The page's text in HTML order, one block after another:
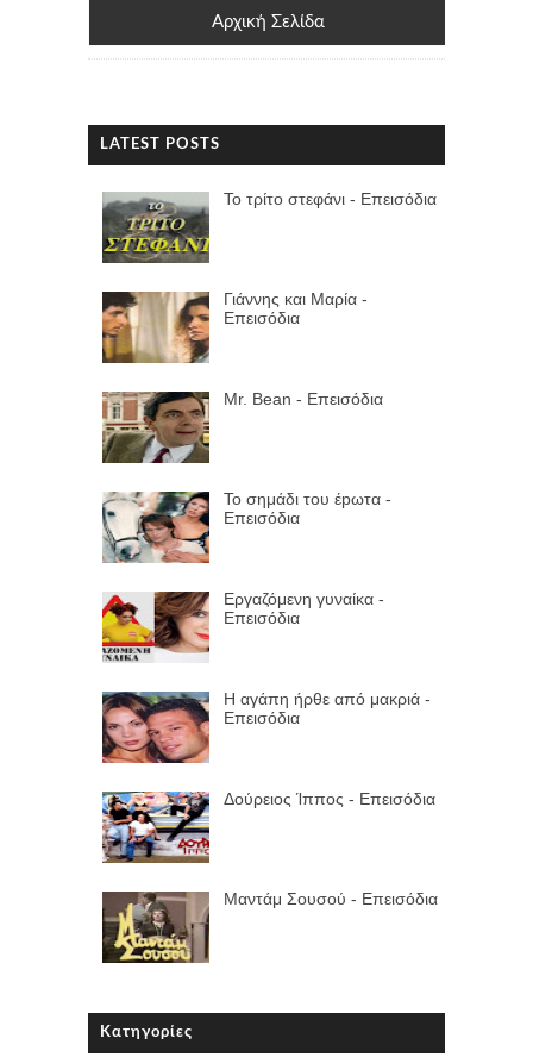
Αρχική Σελίδα
LATEST POSTS
Το τρίτο στεφάνι - Επεισόδια
Γιάννης και Μαρία -
Επεισόδια
Mr. Bean - Επεισόδια
Το σημάδι του έpωτα -
Επεισόδια
Εργαζόμενη γυναίκα -
Επεισόδια
Η αγάπη ήρθε από μακριά -
Επεισόδια
Δούρειος Ίππος - Επεισόδια
Μαντάμ Σουσού - Επεισόδια
Κατηγορίες